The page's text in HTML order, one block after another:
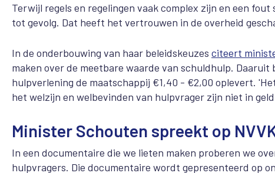
Terwijl regels en regelingen vaak complex zijn en een
tot gevolg. Dat heeft het vertrouwen in de overheid
In de onderbouwing van haar beleidskeuzes citeert
maken over de meetbare waarde van schuldhulp.
hulpverlening de maatschappij €1,40 - €2,00 oplevert.
het welzijn en welbevinden van hulpvrager zijn niet in
Minister Schouten spreekt op
In een documentaire die we lieten maken proberen we
hulpvragers. Die documentaire wordt gepresenteerd op